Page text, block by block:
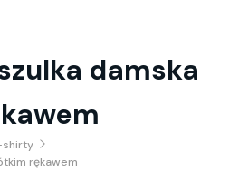
damska
shirty
rękawem